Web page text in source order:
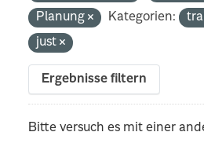
Planung
Kategorien:
just
Ergebnisse filtern
Bitte versuch es mit einer